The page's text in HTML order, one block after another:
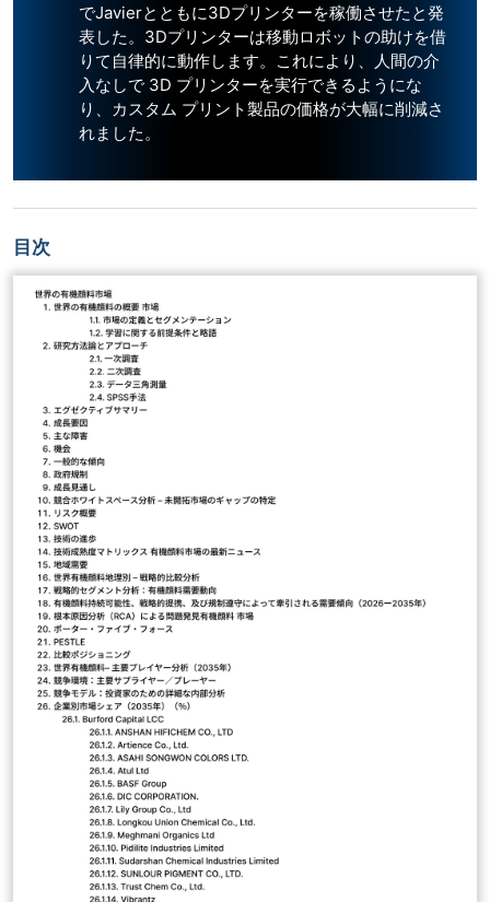
でJavierとともに3Dプリンターを稼働させたと発
表した。3Dプリンターは移動ロボットの助けを借
りて自律的に動作します。これにより、人間の介
入なしで 3D プリンターを実行できるようにな
り、カスタム プリント製品の価格が大幅に削減さ
れました。
目次